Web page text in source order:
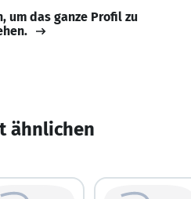
um das ganze Profil zu
ähnlichen